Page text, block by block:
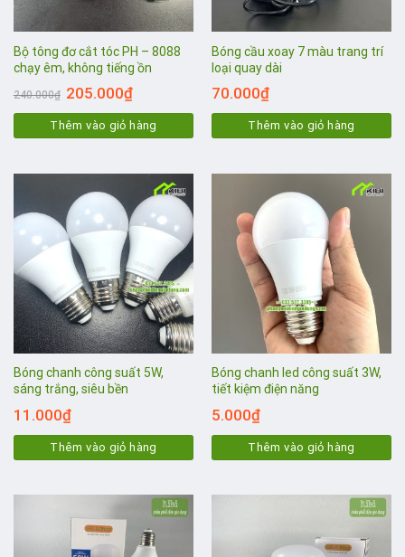
Bộ tông đơ cắt tóc PH – 8088
chạy êm, không tiếng ồn
240.000₫ 205.000₫
Thêm vào giỏ hàng
Bóng cầu xoay 7 màu trang trí
loại quay dài
70.000₫
Thêm vào giỏ hàng
Bóng chanh công suất 5W,
sáng trắng, siêu bền
11.000₫
Thêm vào giỏ hàng
Bóng chanh led công suất 3W,
tiết kiệm điện năng
5.000₫
Thêm vào giỏ hàng